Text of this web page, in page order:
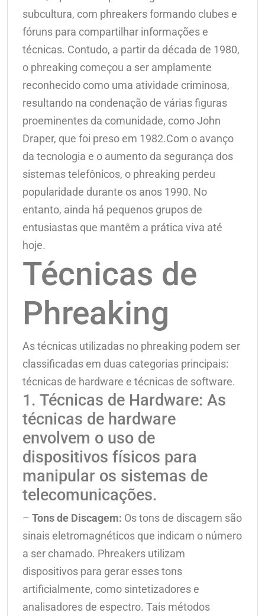
subcultura, com phreakers formando clubes e
fóruns para compartilhar informações e
técnicas. Contudo, a partir da década de 1980,
o phreaking começou a ser amplamente
reconhecido como uma atividade criminosa,
resultando na condenação de várias figuras
proeminentes da comunidade, como John
Draper, que foi preso em 1982.Com o avanço
da tecnologia e o aumento da segurança dos
sistemas telefônicos, o phreaking perdeu
popularidade durante os anos 1990. No
entanto, ainda há pequenos grupos de
entusiastas que mantêm a prática viva até
hoje.
Técnicas de
Phreaking
As técnicas utilizadas no phreaking podem ser
classificadas em duas categorias principais:
técnicas de hardware e técnicas de software.
1. Técnicas de Hardware: As
técnicas de hardware
envolvem o uso de
dispositivos físicos para
manipular os sistemas de
telecomunicações.
– Tons de Discagem: Os tons de discagem são
sinais eletromagnéticos que indicam o número
a ser chamado. Phreakers utilizam
dispositivos para gerar esses tons
artificialmente, como sintetizadores e
analisadores de espectro. Tais métodos